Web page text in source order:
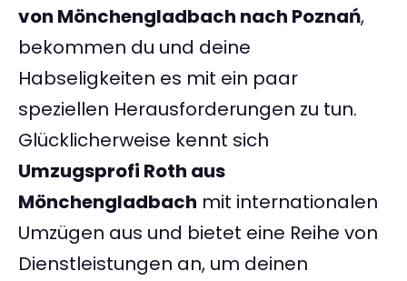
von Mönchengladbach nach Poznań,
bekommen du und deine
Habseligkeiten es mit ein paar
speziellen Herausforderungen zu tun.
Glücklicherweise kennt sich
Umzugsprofi Roth aus
Mönchengladbach mit internationalen
Umzügen aus und bietet eine Reihe von
Dienstleistungen an, um deinen